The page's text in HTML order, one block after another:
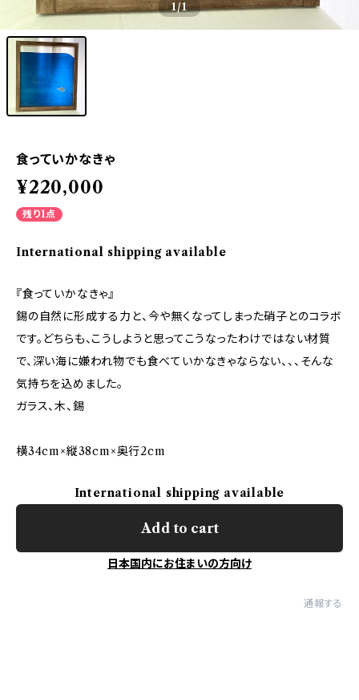
1/1
食っていかなきゃ
¥220,000
残り1点
International shipping available
『食っていかなきゃ』
錫の自然に形成する力と、今や無くなってしまった硝子とのコラボ
です。どちらも、こうしようと思ってこうなったわけではない材質
で、深い海に嫌われ物でも食べていかなきゃならない、、、そんな
気持ちを込めました。
ガラス、木、錫
横34cm×縦38cm×奥行2cm
International shipping available
Add to cart
日本国内にお住まいの方向け
通報する